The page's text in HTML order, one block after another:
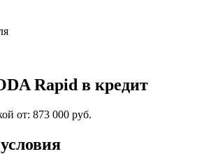
Rapid в кредит
от: 873 000 руб.